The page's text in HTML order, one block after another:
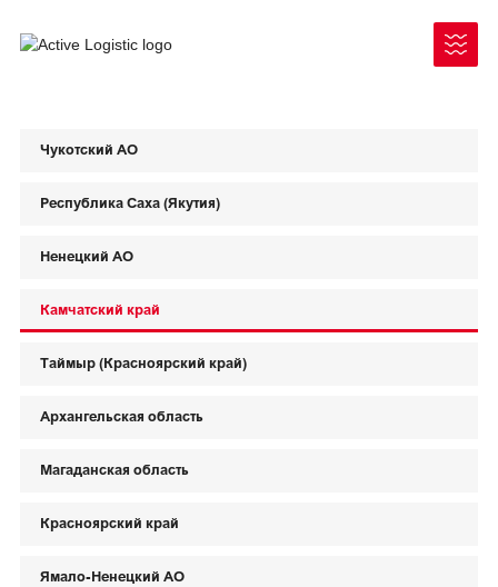
Чукотский АО
Таймыр (Красноярский край)
Архангельская область
Как отправить груз
Документы для отправки/получения
Чукотский АО
Республика Саха (Якутия)
Ненецкий АО
Камчатский край
Таймыр (Красноярский край)
Архангельская область
Магаданская область
Красноярский край
Ямало-Ненецкий АО